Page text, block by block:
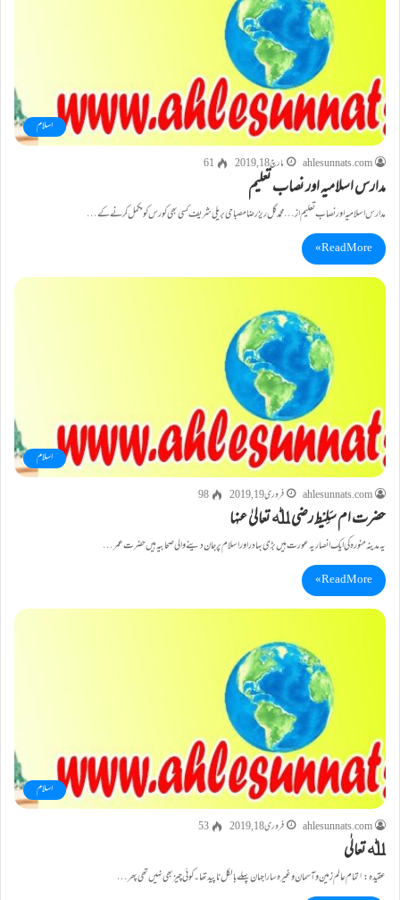
اسلام
ahlesunnats.com
مارچ 18, 2019 61
مدارس اسلامیہ اور نصاب تعلیم
مدارس اسلامیہ اور نصاب تعلیم از… محمد گل ریز رضا مصباحی بریلی شریف کسی بھی کورس کو مکمل کرنے کے…
Read More »
اسلام
ahlesunnats.com
فروری 19, 2019 98
حضرت ام سَلِیْط رضی ﷲ تعالیٰ عنہا
یہ مدینہ منورہ کی ایک انصاریہ عورت ہیں بڑی بہادر اور اسلام پر جان دینے والی صحابیہ ہیں حضرت عمر…
Read More »
اسلام
ahlesunnats.com
فروری 18, 2019 53
ﷲ تعالٰی
عقیدہ :۱ تمام عالم زمین و آسمان وغیرہ سارا جہان پہلے بالکل ناپید تھا۔ کوئی چیز بھی نہیں تھی پھر…